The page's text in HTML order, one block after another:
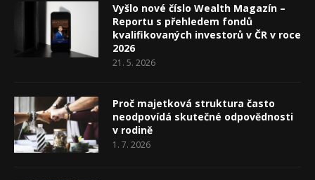
Vyšlo nové číslo Wealth Magazín –
Reportu s přehledem fondů
kvalifikovaných investorů v ČR v roce
2026
21. 5. 2026
Proč majetková struktura často
neodpovídá skutečné odpovědnosti
v rodině
1. 7. 2026